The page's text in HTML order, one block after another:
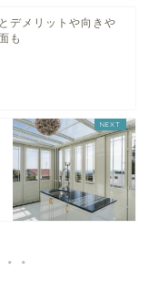
デメリットや向きや
も